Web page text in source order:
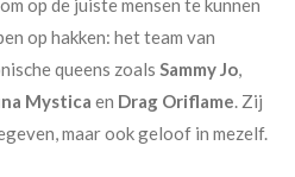
op de juiste mensen te kunnen
op hakken: het team van
queens zoals Sammy Jo,
Mystica en Drag Oriflame. Zij
maar ook geloof in mezelf.